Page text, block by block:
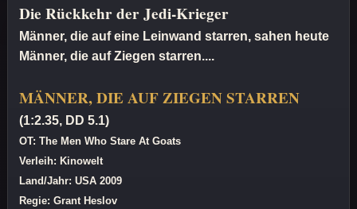
Die Rückkehr der Jedi-Krieger
Männer, die auf eine Leinwand starren, sahen heute
Männer, die auf Ziegen starren....
MÄNNER, DIE AUF ZIEGEN STARREN
(1:2.35, DD 5.1)
OT: The Men Who Stare At Goats
Verleih: Kinowelt
Land/Jahr: USA 2009
Regie: Grant Heslov